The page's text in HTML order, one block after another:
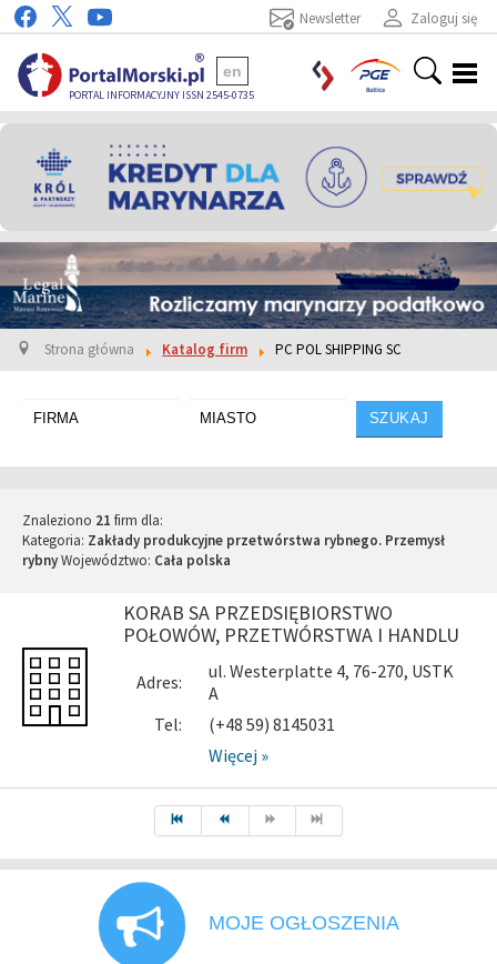
Zaloguj się
Newsletter
PORTAL INFORMACYJNY ISSN 2545-0735
en
Strona główna Katalog firm PC POL SHIPPING SC
SZUKAJ
Znaleziono 21 firm dla:
Kategoria: Zakłady produkcyjne przetwórstwa rybnego. Przemysł
rybnyWojewództwo: Cała polska
KORAB SA PRZEDSIĘBIORSTWO
POŁOWÓW, PRZETWÓRSTWA I HANDLU
Adres:
ul. Westerplatte 4, 76-270, USTK
A
Tel:
(+48 59) 8145031
Więcej »
MOJE OGŁOSZENIA